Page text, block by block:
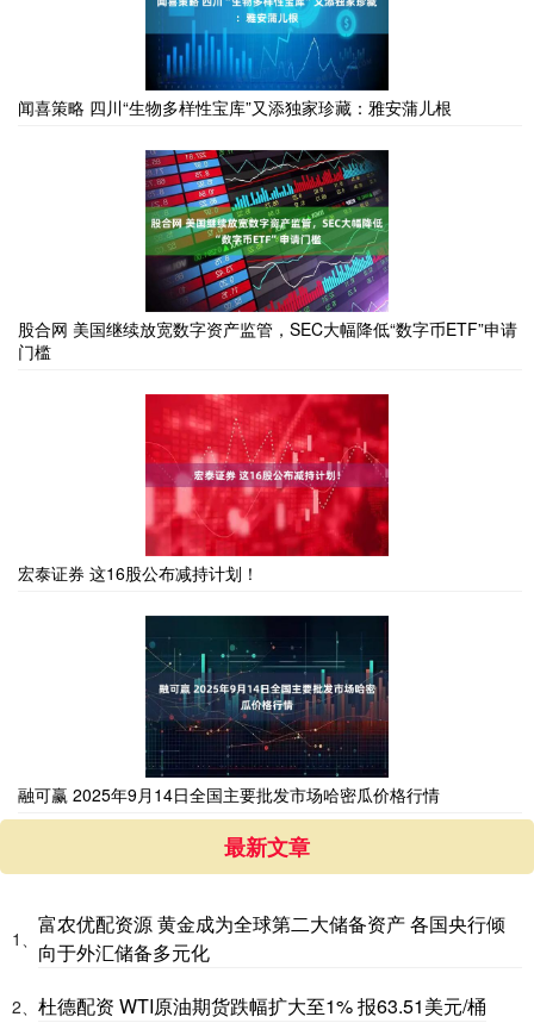
闻喜策略 四川“生物多样性宝库”又添独家珍藏：雅安蒲儿根
股合网 美国继续放宽数字资产监管，SEC大幅降低“数字币ETF”申请
门槛
宏泰证券 这16股公布减持计划！
融可赢 2025年9月14日全国主要批发市场哈密瓜价格行情
最新文章
1、
富农优配资源 黄金成为全球第二大储备资产 各国央行倾
向于外汇储备多元化
2、 杜德配资 WTI原油期货跌幅扩大至1% 报63.51美元/桶